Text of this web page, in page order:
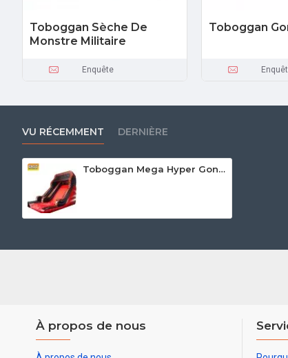
Toboggan Sèche De
Monstre Militaire
Enquête
Toboggan
VU RÉCEMMENT DERNIÈRE
Toboggan Mega Hyper Gonflable
À propos de nous